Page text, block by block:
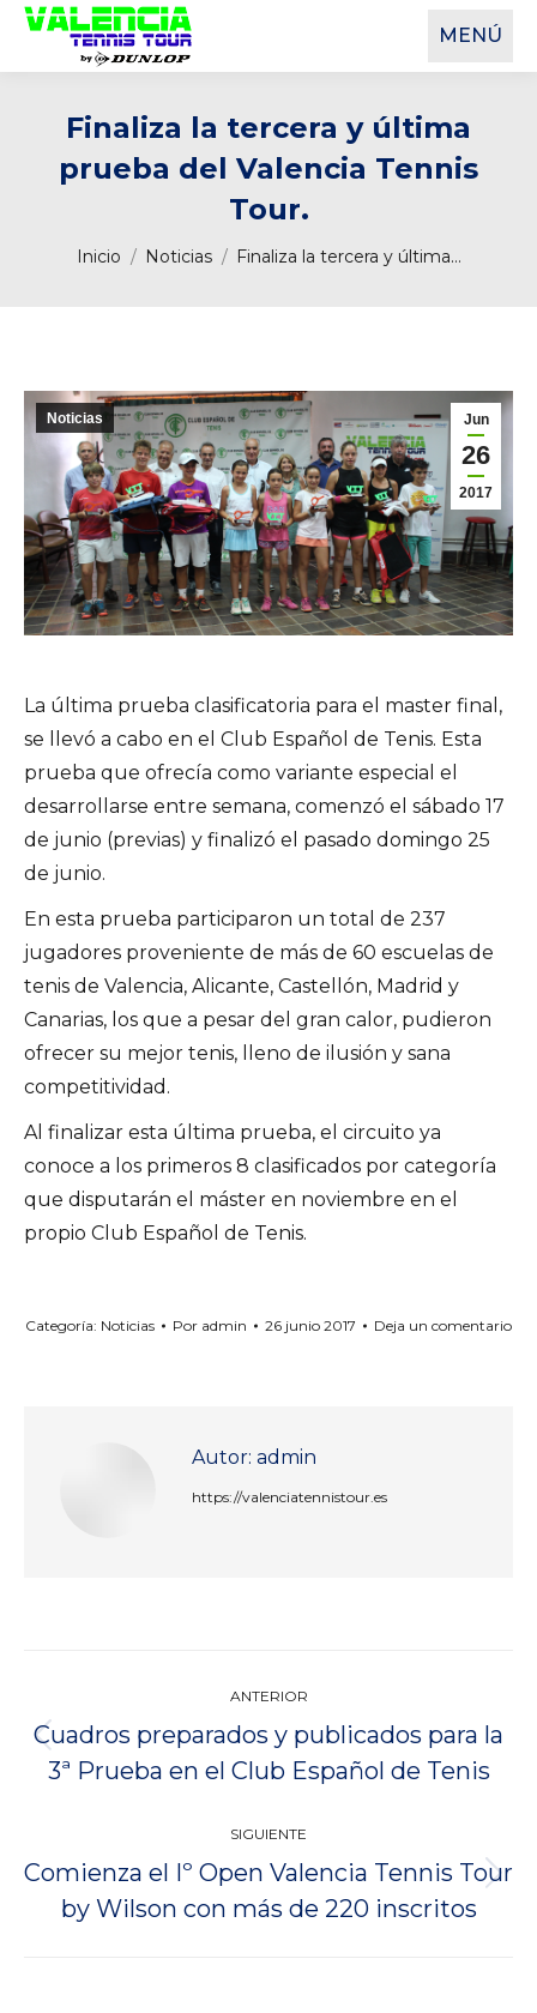
MENÚ
Finaliza la tercera y última
prueba del Valencia Tennis
Tour.
Estás aquí:
Inicio Noticias Finaliza la tercera y última…
Jun
26
2017
Noticias
La última prueba clasificatoria para el master final,
se llevó a cabo en el Club Español de Tenis. Esta
prueba que ofrecía como variante especial el
desarrollarse entre semana, comenzó el sábado 17
de junio (previas) y finalizó el pasado domingo 25
de junio.
En esta prueba participaron un total de 237
jugadores proveniente de más de 60 escuelas de
tenis de Valencia, Alicante, Castellón, Madrid y
Canarias, los que a pesar del gran calor, pudieron
ofrecer su mejor tenis, lleno de ilusión y sana
competitividad.
Al finalizar esta última prueba, el circuito ya
conoce a los primeros 8 clasificados por categoría
que disputarán el máster en noviembre en el
propio Club Español de Tenis.
Categoría: Noticias Por admin 26 junio 2017 Deja un comentario
Autor: admin
https://valenciatennistour.es
entre
publicaciones
ANTERIOR
Publicación
anterior:
Cuadros preparados y publicados para la
3ª Prueba en el Club Español de Tenis
SIGUIENTE
Publicación
siguiente:
Comienza el Iº Open Valencia Tennis Tour
by Wilson con más de 220 inscritos